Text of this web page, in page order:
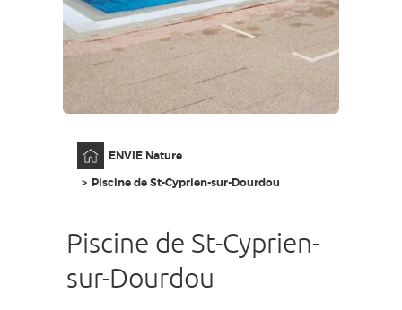
MA SÉLECTION
FR
ENVIE Nature
Piscine de St-Cyprien-sur-Dourdou
Piscine de St-Cyprien-
sur-Dourdou